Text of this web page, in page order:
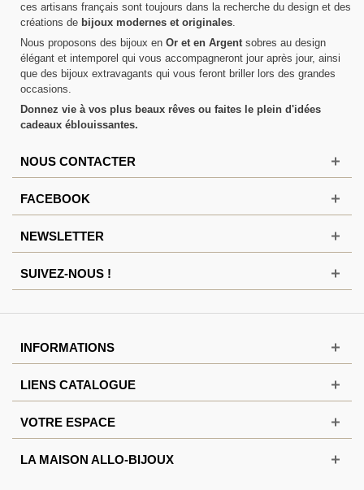
ces artisans français sont toujours dans la recherche du design et des
créations de bijoux modernes et originales.
Nous proposons des bijoux en Or et en Argentsobres au design
élégant et intemporel qui vous accompagneront jour après jour, ainsi
que des bijoux extravagants qui vous feront briller lors des grandes
occasions.
Donnez vie à vos plus beaux rêves ou faites le plein d'idées
cadeaux éblouissantes.
NOUS CONTACTER
FACEBOOK
NEWSLETTER
SUIVEZ-NOUS !
INFORMATIONS
LIENS CATALOGUE
VOTRE ESPACE
LA MAISON ALLO-BIJOUX